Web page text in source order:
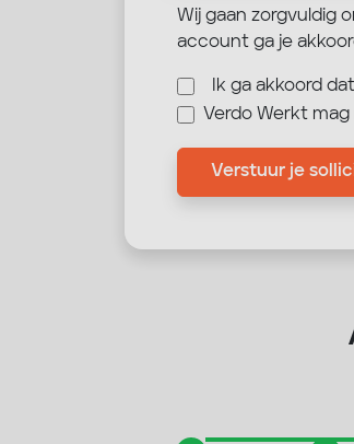
Wij gaan zorgvuldig
account ga je
Ik ga akkoord
Verdo Werkt
Verstuur je